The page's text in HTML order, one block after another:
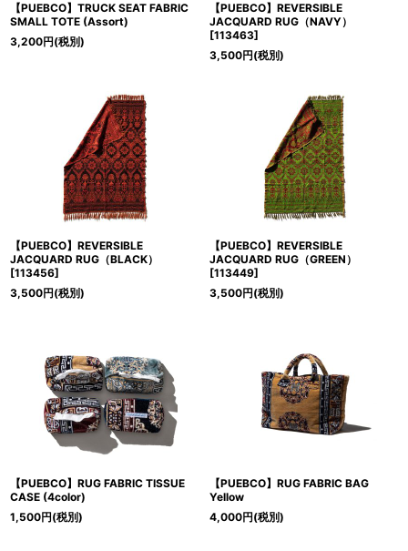
【PUEBCO】TRUCK SEAT FABRIC
SMALL TOTE (Assort)
3,200円(税別)
【PUEBCO】REVERSIBLE
JACQUARD RUG（NAVY）
[113463]
3,500円(税別)
【PUEBCO】REVERSIBLE
JACQUARD RUG（BLACK）
[113456]
3,500円(税別)
【PUEBCO】REVERSIBLE
JACQUARD RUG（GREEN）
[113449]
3,500円(税別)
【PUEBCO】RUG FABRIC TISSUE
CASE (4color)
1,500円(税別)
【PUEBCO】RUG FABRIC BAG
Yellow
4,000円(税別)